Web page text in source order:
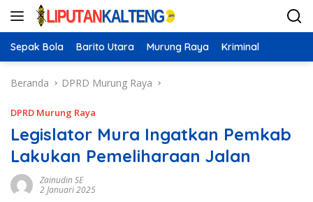
Langsung
Sepak Bola Barito Utara Murung Raya Kriminal
Beranda DPRD Murung Raya
DPRD Murung Raya
Legislator Mura Ingatkan Pemkab
Lakukan Pemeliharaan Jalan
Zainudin SE
2 Januari 2025